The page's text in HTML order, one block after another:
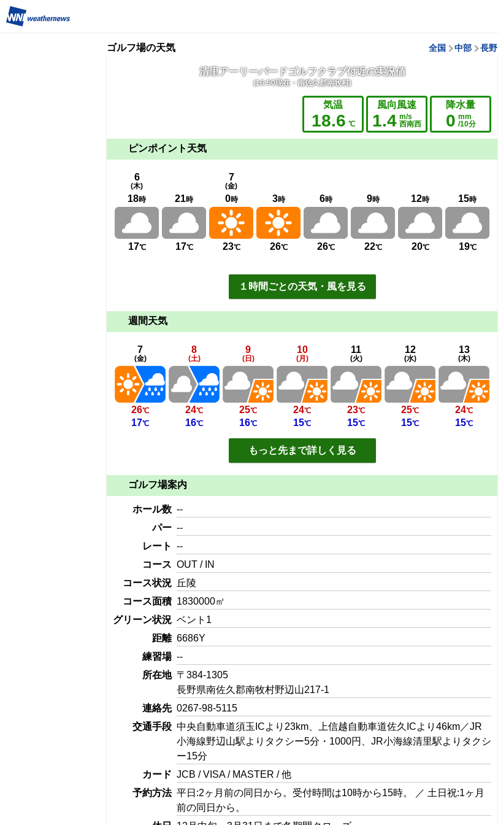
ゴルフ場の天気 全国 中部 長野
清里アーリーバードゴルフクラブ付近の実況値
(16:50現在・南佐久郡南牧村)
気温
18.6 ℃
風向風速
1.4 m/s
西南西
降水量
0 mm
/10分
ピンポイント天気
6
(木)
18時
17℃
21時
17℃
7
(金)
0時
23℃
3時
26℃
6時
26℃
9時
22℃
12時
20℃
15時
19℃
１時間ごとの天気・風を見る
週間天気
7
(金)
26℃
17℃
8
(土)
24℃
16℃
9
(日)
25℃
16℃
10
(月)
24℃
15℃
11
(火)
23℃
15℃
12
(水)
25℃
15℃
13
(木)
24℃
15℃
もっと先まで詳しく見る
ゴルフ場案内
ホール数 --
パー --
レート
--
コース OUT / IN
コース状況
丘陵
コース面積 1830000㎡
グリーン状況 ベント1
距離 6686Y
練習場 --
所在地 〒384-1305
長野県南佐久郡南牧村野辺山217-1
連絡先 0267-98-5115
交通手段 中央自動車道須玉ICより23km、上信越自動車道佐久ICより46km／JR
小海線野辺山駅よりタクシー5分・1000円、JR小海線清里駅よりタクシ
ー15分
カード JCB / VISA / MASTER / 他
予約方法 平日:2ヶ月前の同日から。受付時間は10時から15時。 ／ 土日祝:1ヶ月
前の同日から。